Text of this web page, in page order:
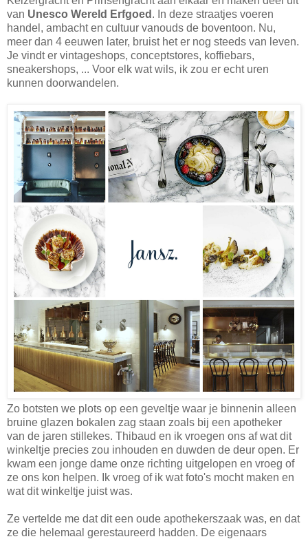
van Unesco Wereld Erfgoed . In deze straatjes voeren
handel, ambacht en cultuur vanouds de boventoon. Nu,
meer dan 4 eeuwen later, bruist het er nog steeds van leven.
Je vindt er vintageshops, conceptstores, koffiebars,
sneakershops, ... Voor elk wat wils, ik zou er echt uren
kunnen doorwandelen.
Zo botsten we plots op een geveltje waar je binnenin alleen
bruine glazen bokalen zag staan zoals bij een apotheker
van de jaren stillekes. Thibaud en ik vroegen ons af wat dit
winkeltje precies zou inhouden en duwden de deur open. Er
kwam een jonge dame onze richting uitgelopen en vroeg of
ze ons kon helpen. Ik vroeg of ik wat foto's mocht maken en
wat dit winkeltje juist was.
Ze vertelde me dat dit een oude apothekerszaak was, en dat
ze die helemaal gerestaureerd hadden. De eigenaars